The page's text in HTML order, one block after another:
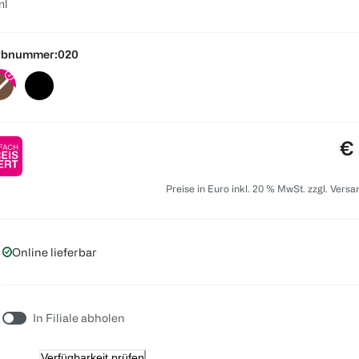
020
€
Preise in Euro inkl. 20 % MwSt. zzgl.
Online lieferbar
In Filiale abholen